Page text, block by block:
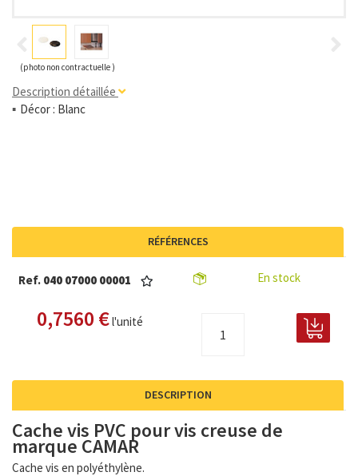
Description détaillée
Décor : Blanc
(photo non contractuelle )
RÉFÉRENCES
Ref. 040 07000 00001 En stock
0,7560 €l'unité
DESCRIPTION
Cache vis PVC pour vis creuse de
marque CAMAR
Cache vis en polyéthylène.